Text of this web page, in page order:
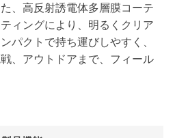
、高反射誘電体多層膜コーテ
ィングにより、明るくクリア
パクトで持ち運びしやすく、
、アウトドアまで、フィール